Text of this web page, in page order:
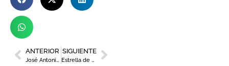
ANTERIOR
José Antonio Sánchez, presidente de la Agrupación Sardinera de Murcia
SIGUIENTE
Estrella de Levante presenta su nueva cerveza de Trigo, de Edición Limitada